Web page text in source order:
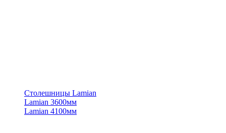
Столешницы Lamian
Lamian 3600мм
Lamian 4100мм